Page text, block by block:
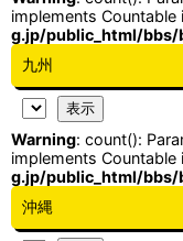
implements Countable
g.jp/public_html/bbs/
九州
Warning: count():
implements Countable
g.jp/public_html/bbs/
沖縄